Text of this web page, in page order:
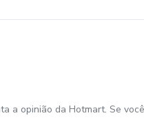
a opinião da Hotmart. Se